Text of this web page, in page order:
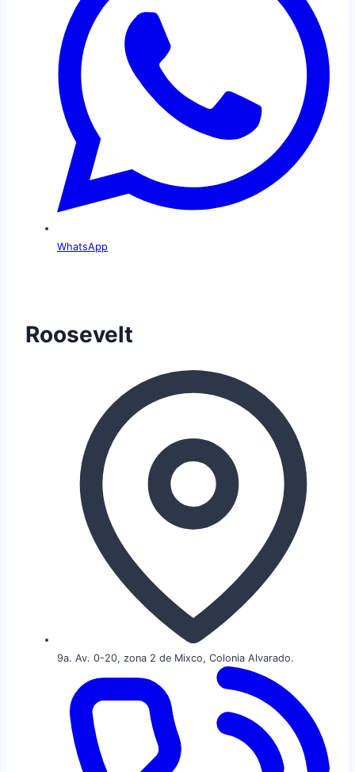
WhatsApp
Roosevelt
9a. Av. 0-20, zona 2 de Mixco, Colonia Alvarado.